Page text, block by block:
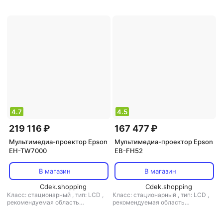
4.7
219 116 ₽
Мультимедиа-проектор Epson
EH-TW7000
В магазин
Cdek.shopping
Класс: стационарный , тип: LCD ,
рекомендуемая область
4.5
167 477 ₽
Мультимедиа-проектор Epson
EB-FH52
В магазин
Cdek.shopping
Класс: стационарный , тип: LCD ,
рекомендуемая область